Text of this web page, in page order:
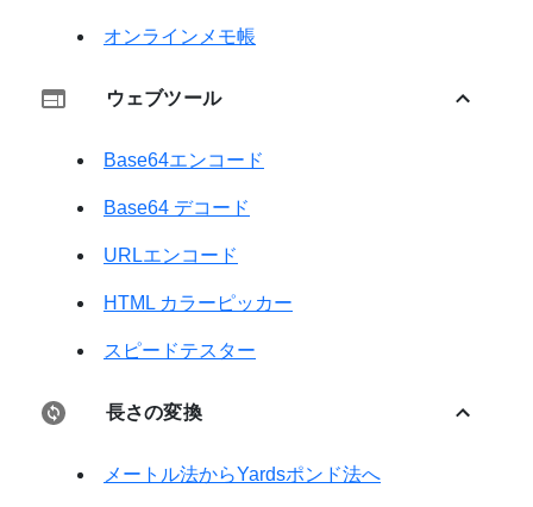
オンラインメモ帳
ウェブツール
Base64エンコード
Base64 デコード
URLエンコード
HTML カラーピッカー
スピードテスター
長さの変換
メートル法からYardsポンド法へ